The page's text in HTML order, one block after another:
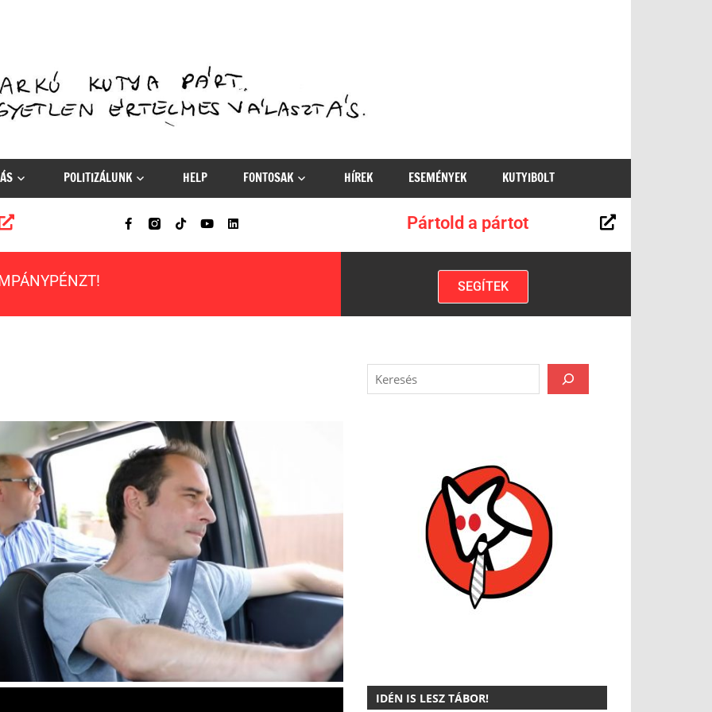
POLITIZÁLUNK HELP FONTOSAK HÍREK ESEMÉNYEK KUTYIBOLT
Pártold a pártot
SEGÍTEK
IDÉN IS LESZ TÁBOR!